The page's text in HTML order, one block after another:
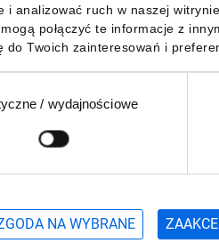
analizować ruch w naszej
połączyć te informacje z
do Twoich zainteresowań i
/ wydajnościowe
NA WYBRANE
brutto 101,68 zł